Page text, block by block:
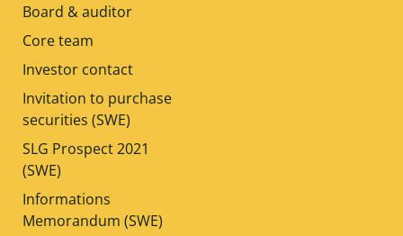
Board & auditor
Core team
Investor contact
Invitation to purchase
securities (SWE)
SLG Prospect 2021
(SWE)
Informations
Memorandum (SWE)